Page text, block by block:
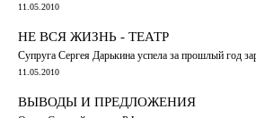
11.05.2010
НЕ ВСЯ ЖИЗНЬ - ТЕАТР
Супруга Сергея Дарькина успела за прошлый год
11.05.2010
ВЫВОДЫ И ПРЕДЛОЖЕНИЯ